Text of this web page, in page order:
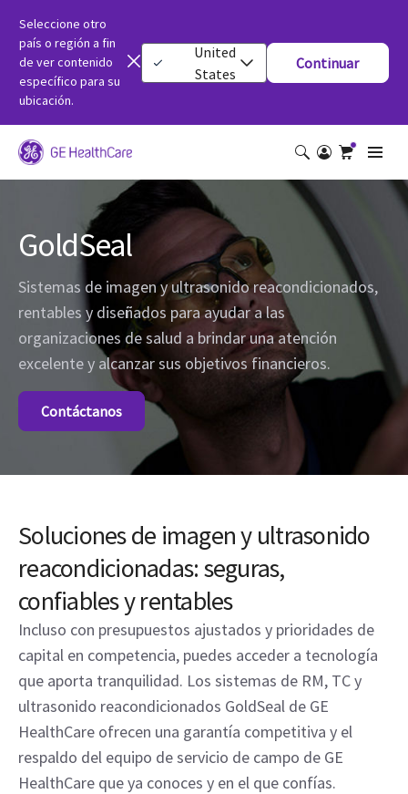
Seleccione otro
país o región a fin
de ver contenido
específico para su
ubicación.
United
States
Continuar
GoldSeal
Sistemas de imagen y ultrasonido reacondicionados,
rentables y diseñados para ayudar a las
organizaciones de salud a brindar una atención
excelente y alcanzar sus objetivos financieros.
Contáctanos
Soluciones de imagen y ultrasonido
reacondicionadas: seguras,
confiables y rentables
Incluso con presupuestos ajustados y prioridades de
capital en competencia, puedes acceder a tecnología
que aporta tranquilidad. Los sistemas de RM, TC y
ultrasonido reacondicionados GoldSeal de GE
HealthCare ofrecen una garantía competitiva y el
respaldo del equipo de servicio de campo de GE
HealthCare que ya conoces y en el que confías.